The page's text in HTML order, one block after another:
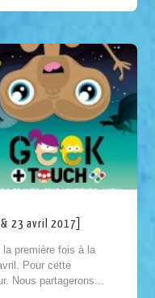
& 23 avril 2017]
première fois à la
Pour cette
Nous partagerons...